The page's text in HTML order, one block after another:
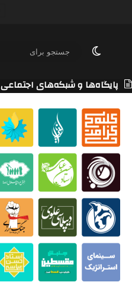
تغییر پوسته
پایگاه‌ها و شبکه‌های اجتماعی